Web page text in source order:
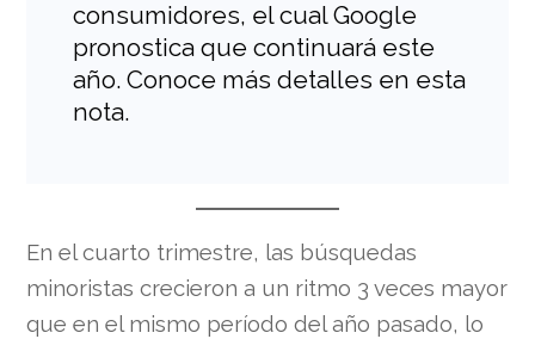
consumidores, el cual Google
pronostica que continuará este
año. Conoce más detalles en esta
nota.
En el cuarto trimestre, las búsquedas
minoristas crecieron a un ritmo 3 veces mayor
que en el mismo período del año pasado, lo